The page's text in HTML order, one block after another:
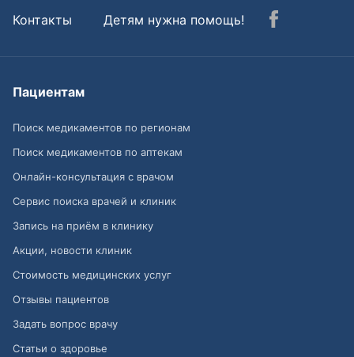
Контакты
Детям нужна помощь!
Пациентам
Поиск медикаментов по регионам
Поиск медикаментов по аптекам
Онлайн-консультация с врачом
Сервис поиска врачей и клиник
Запись на приём в клинику
Акции, новости клиник
Стоимость медицинских услуг
Отзывы пациентов
Задать вопрос врачу
Статьи о здоровье